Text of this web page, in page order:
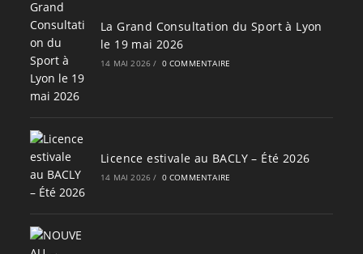
La Grand Consultation du Sport à Lyon
le 19 mai 2026
14 MAI 2026 / 0 COMMENTAIRE
Licence estivale au BACLY – Été 2026
14 MAI 2026 / 0 COMMENTAIRE